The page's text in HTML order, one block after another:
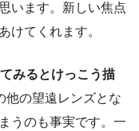
います。新しい焦点
けてくれます。
みるとけっこう描
他の望遠レンズとな
うのも事実です。一